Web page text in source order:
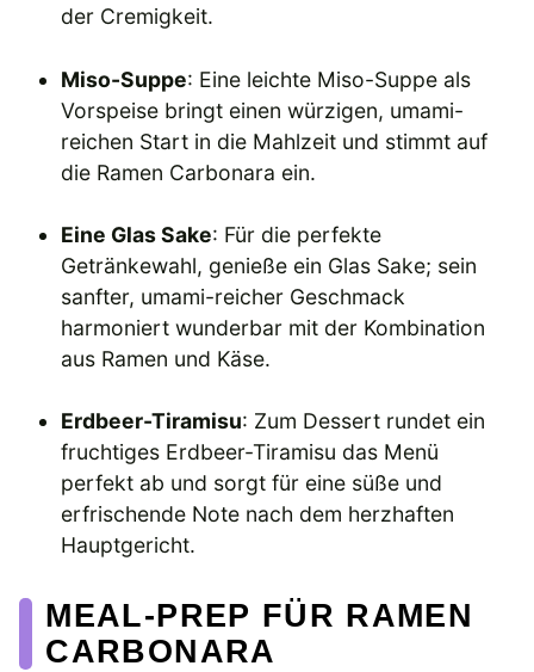
der Cremigkeit.
Miso-Suppe: Eine leichte Miso-Suppe als
Vorspeise bringt einen würzigen, umami-
reichen Start in die Mahlzeit und stimmt auf
die Ramen Carbonara ein.
Eine Glas Sake: Für die perfekte
Getränkewahl, genieße ein Glas Sake; sein
sanfter, umami-reicher Geschmack
harmoniert wunderbar mit der Kombination
aus Ramen und Käse.
Erdbeer-Tiramisu: Zum Dessert rundet ein
fruchtiges Erdbeer-Tiramisu das Menü
perfekt ab und sorgt für eine süße und
erfrischende Note nach dem herzhaften
Hauptgericht.
MEAL-PREP FÜR RAMEN
CARBONARA